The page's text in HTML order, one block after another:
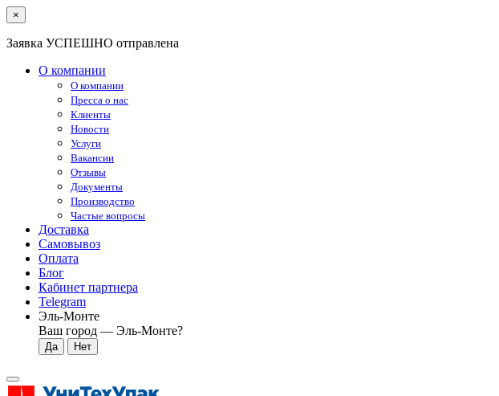
×
Заявка УСПЕШНО отправлена
О компании
О компании
Пресса о нас
Клиенты
Новости
Услуги
Вакансии
Отзывы
Документы
Производство
Частые вопросы
Доставка
Самовывоз
Оплата
Блог
Кабинет партнера
Telegram
Эль-Монте
Ваш город — Эль-Монте?